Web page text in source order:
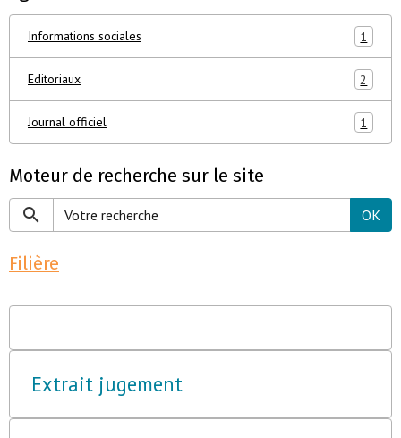
Informations sociales 1
Editoriaux 2
Journal officiel 1
Moteur de recherche sur le site
OK
Filière
Extrait jugement